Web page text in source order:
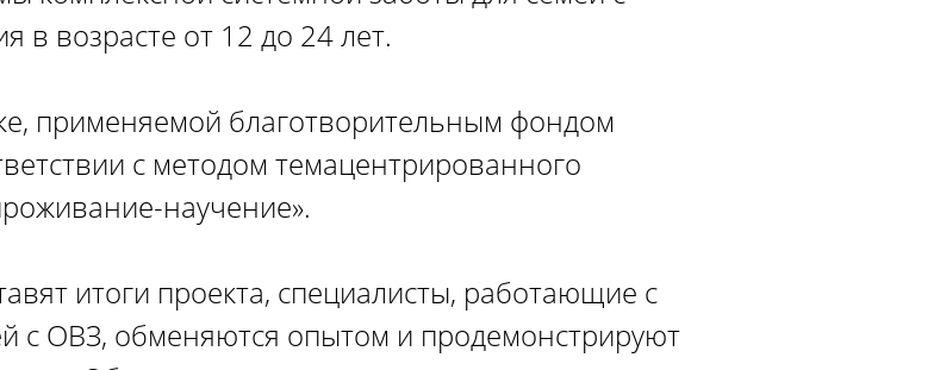
в возрасте от 12 до 24 лет.
применяемой благотворительным фондом
с методом темацентрированного
научение».
итоги проекта, специалисты, работающие с
с ОВЗ, обменяются опытом и продемонстрируют